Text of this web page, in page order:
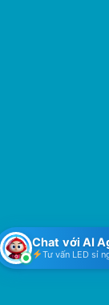
Chat với AI
Tư vấn LED sỉ